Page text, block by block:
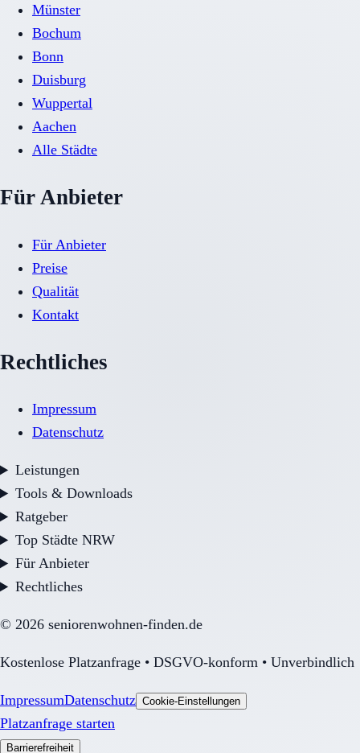
Münster
Bochum
Bonn
Duisburg
Wuppertal
Aachen
Alle Städte
Für Anbieter
Für Anbieter
Preise
Qualität
Kontakt
Rechtliches
Impressum
Datenschutz
Leistungen
Tools & Downloads
Ratgeber
Top Städte NRW
Für Anbieter
Rechtliches
© 2026 seniorenwohnen-finden.de
Kostenlose Platzanfrage • DSGVO-konform • Unverbindlich
ImpressumDatenschutz Cookie-Einstellungen
Platzanfrage starten
Barrierefreiheit